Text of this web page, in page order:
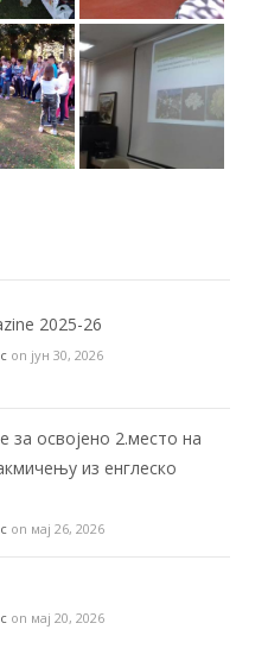
2025-26
on јун 30, 2026
за освојено 2.место на
из енглеско
on мај 26, 2026
on мај 20, 2026